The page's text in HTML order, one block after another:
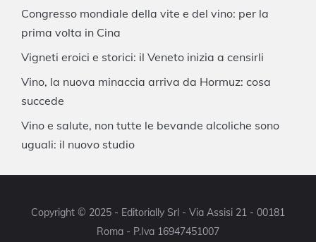
Congresso mondiale della vite e del vino: per la
prima volta in Cina
Vigneti eroici e storici: il Veneto inizia a censirli
Vino, la nuova minaccia arriva da Hormuz: cosa
succede
Vino e salute, non tutte le bevande alcoliche sono
uguali: il nuovo studio
Copyright © 2025 - Editorially Srl - Via Assisi 21 - 00181
Roma - P.Iva 16947451007